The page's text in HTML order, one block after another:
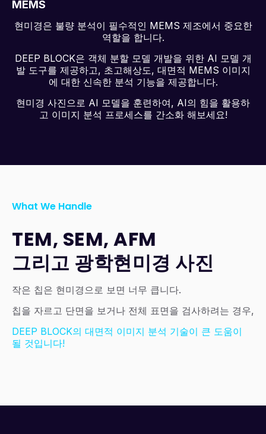
MEMS
현미경은 불량 분석이 필수적인 MEMS 제조에서 중요한
역할을 합니다.
DEEP BLOCK은 객체 분할 모델 개발을 위한 AI 모델 개
발 도구를 제공하고, 초고해상도, 대면적 MEMS 이미지
에 대한 신속한 분석 기능을 제공합니다.
현미경 사진으로 AI 모델을 훈련하여, AI의 힘을 활용하
고 이미지 분석 프로세스를 간소화 해보세요!
What We Handle
TEM, SEM, AFM
그리고 광학현미경 사진
작은 칩은 현미경으로 보면 너무 큽니다.
칩을 자르고 단면을 보거나 전체 표면을 검사하려는 경우,
DEEP BLOCK의 대면적 이미지 분석 기술이 큰 도움이
될 것입니다!